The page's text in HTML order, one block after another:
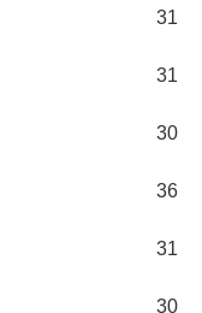
31
31
30
36
31
30